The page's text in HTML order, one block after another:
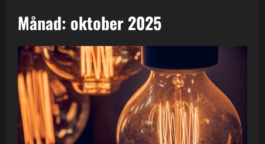
Månad: oktober 2025